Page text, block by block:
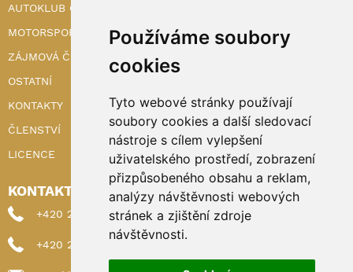
Používáme soubory
cookies
Tyto webové stránky používají
soubory cookies a další sledovací
nástroje s cílem vylepšení
uživatelského prostředí, zobrazení
přizpůsobeného obsahu a reklam,
analýzy návštěvnosti webových
stránek a zjištění zdroje
návštěvnosti.
AUTOKLUB ČR
MOTORSPORT
ZÁJMOVÁ ČINNOST
OSTATNÍ
KONTAKTY
ČLENSTVÍ
LICENCE
KONTAKTY
+420 222 898 224 (sekretariat)
+420 222 898 221 (členství)